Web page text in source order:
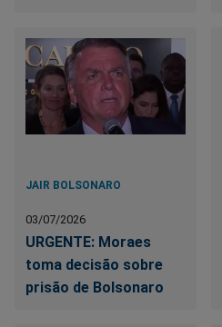
JAIR BOLSONARO
03/07/2026
URGENTE: Moraes
toma decisão sobre
prisão de Bolsonaro